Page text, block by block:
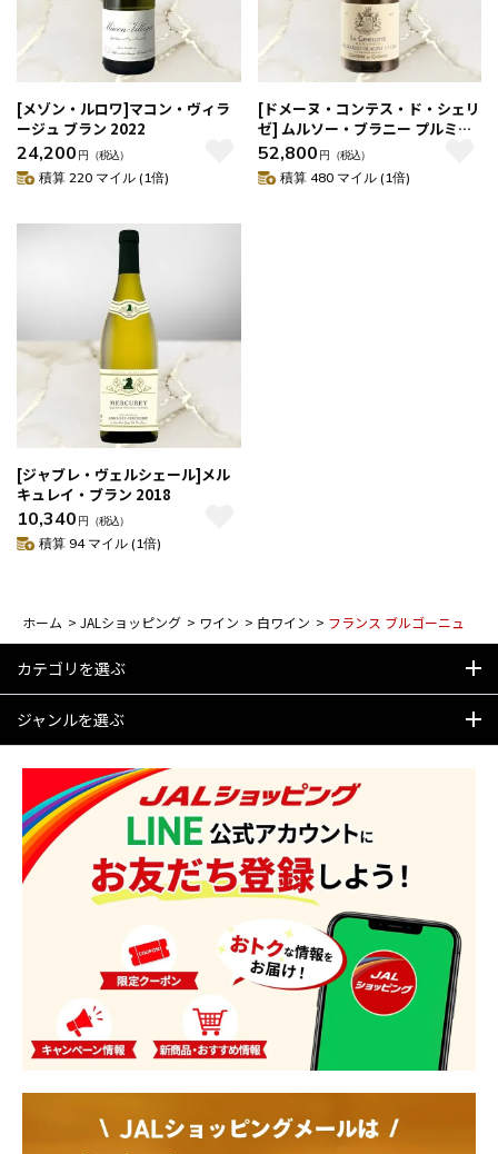
[メゾン・ルロワ]マコン・ヴィラ
ージュ ブラン 2022
24,200 円 （税込）
積算 220 マイル (1倍)
[ドメーヌ・コンテス・ド・シェリ
ゼ] ムルソー・ブラニー プルミ
エ・クリュ ラ・ジュヌロット
2020
52,800 円 （税込）
積算 480 マイル (1倍)
[ジャブレ・ヴェルシェール]メル
キュレイ・ブラン 2018
10,340 円 （税込）
積算 94 マイル (1倍)
ホーム > JALショッピング > ワイン > 白ワイン > フランス ブルゴーニュ
カテゴリを選ぶ
ジャンルを選ぶ